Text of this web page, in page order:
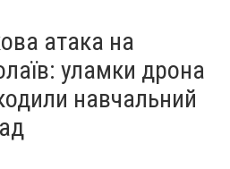
атака на
уламки дрона
навчальний